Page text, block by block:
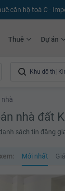
+10.000
Thuê Dự án
nhà
nhà đất
sách tin đăng
Mới nhất